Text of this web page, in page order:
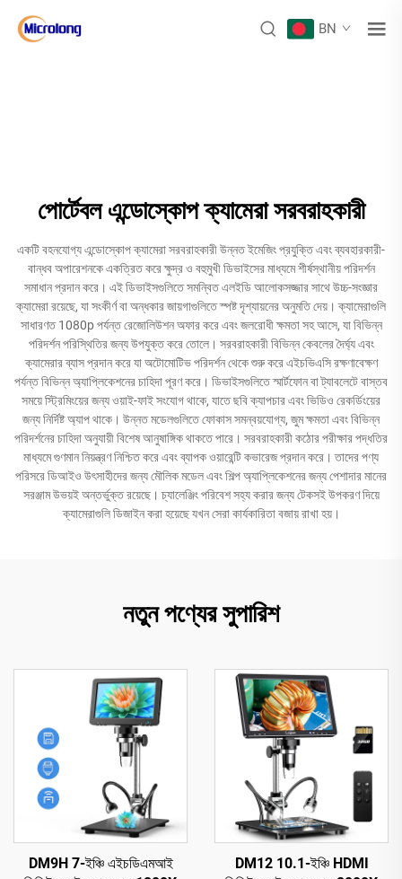
BN
পোর্টেবল এন্ডোস্কোপ ক্যামেরা সরবরাহকারী
একটি বহনযোগ্য এন্ডোস্কোপ ক্যামেরা সরবরাহকারী উন্নত ইমেজিং প্রযুক্তি এবং ব্যবহারকারী-
বান্ধব অপারেশনকে একত্রিত করে ক্ষুদ্র ও বহুমুখী ডিভাইসের মাধ্যমে শীর্ষস্থানীয় পরিদর্শন
সমাধান প্রদান করে। এই ডিভাইসগুলিতে সমন্বিত এলইডি আলোকসজ্জার সাথে উচ্চ-সংজ্ঞার
ক্যামেরা রয়েছে, যা সংকীর্ণ বা অন্ধকার জায়গাগুলিতে স্পষ্ট দৃশ্যায়নের অনুমতি দেয়। ক্যামেরাগুলি
সাধারণত 1080p পর্যন্ত রেজোলিউশন অফার করে এবং জলরোধী ক্ষমতা সহ আসে, যা বিভিন্ন
পরিদর্শন পরিস্থিতির জন্য উপযুক্ত করে তোলে। সরবরাহকারী বিভিন্ন কেবলের দৈর্ঘ্য এবং
ক্যামেরার ব্যাস প্রদান করে যা অটোমোটিভ পরিদর্শন থেকে শুরু করে এইচভিএসি রক্ষণাবেক্ষণ
পর্যন্ত বিভিন্ন অ্যাপ্লিকেশনের চাহিদা পূরণ করে। ডিভাইসগুলিতে স্মার্টফোন বা ট্যাবলেটে বাস্তব
সময়ে স্ট্রিমিংয়ের জন্য ওয়াই-ফাই সংযোগ থাকে, যাতে ছবি ক্যাপচার এবং ভিডিও রেকর্ডিংয়ের
জন্য নির্দিষ্ট অ্যাপ থাকে। উন্নত মডেলগুলিতে ফোকাস সমন্বয়যোগ্য, জুম ক্ষমতা এবং বিভিন্ন
পরিদর্শনের চাহিদা অনুযায়ী বিশেষ আনুষাঙ্গিক থাকতে পারে। সরবরাহকারী কঠোর পরীক্ষার পদ্ধতির
মাধ্যমে গুণমান নিয়ন্ত্রণ নিশ্চিত করে এবং ব্যাপক ওয়ারেন্টি কভারেজ প্রদান করে। তাদের পণ্য
পরিসরে ডিআইও উৎসাহীদের জন্য মৌলিক মডেল এবং শিল্প অ্যাপ্লিকেশনের জন্য পেশাদার মানের
সরঞ্জাম উভয়ই অন্তর্ভুক্ত রয়েছে। চ্যালেঞ্জিং পরিবেশ সহ্য করার জন্য টেকসই উপকরণ দিয়ে
ক্যামেরাগুলি ডিজাইন করা হয়েছে যখন সেরা কার্যকারিতা বজায় রাখা হয়।
নতুন পণ্যের সুপারিশ
DM9H 7-ইঞ্চি এইচডিএমআই
DM12 10.1-ইঞ্চি HDMI